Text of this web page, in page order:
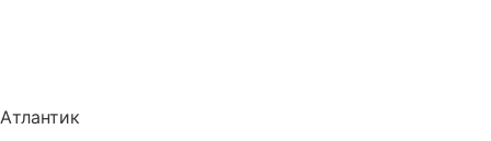
Атлантик